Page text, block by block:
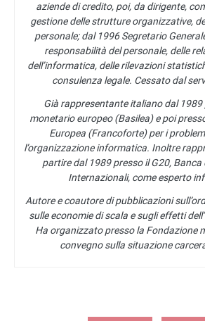
aziende di credito, poi, da dirigente,
gestione delle strutture organizzative,
personale; dal 1996 Segretario
responsabilità del personale, delle
dell’informatica, delle rilevazioni
consulenza legale. Cessato dal
Già rappresentante italiano dal 1989
monetario europeo (Basilea) e poi
Europea (Francoforte) per i
l’organizzazione informatica. Inoltre
partire dal 1989 presso il G20, Banca
Internazionali, come esperto
Autore e coautore di pubblicazioni
sulle economie di scala e sugli effetti
Ha organizzato presso la Fondazione
convegno sulla situazione